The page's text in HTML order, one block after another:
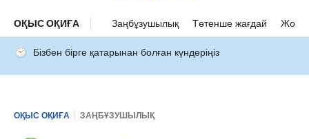
ОҚЫС ОҚИҒА Заңбұзушылық Төтенше жағдай Жол
Бізбен бірге қатарынан болған күндеріңіз
ОҚЫС ОҚИҒА ЗАҢБҰЗУШЫЛЫҚ